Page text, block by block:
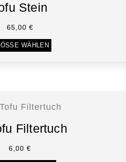
Stein
65,00 €
WÄHLEN
Filtertuch
6,00 €